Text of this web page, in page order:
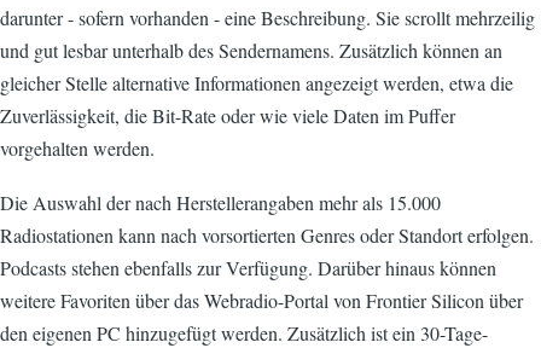
darunter - sofern vorhanden - eine Beschreibung. Sie scrollt mehrzeilig
und gut lesbar unterhalb des Sendernamens. Zusätzlich können an
gleicher Stelle alternative Informationen angezeigt werden, etwa die
Zuverlässigkeit, die Bit-Rate oder wie viele Daten im Puffer
vorgehalten werden.
Die Auswahl der nach Herstellerangaben mehr als 15.000
Radiostationen kann nach vorsortierten Genres oder Standort erfolgen.
Podcasts stehen ebenfalls zur Verfügung. Darüber hinaus können
weitere Favoriten über das Webradio-Portal von Frontier Silicon über
den eigenen PC hinzugefügt werden. Zusätzlich ist ein 30-Tage-